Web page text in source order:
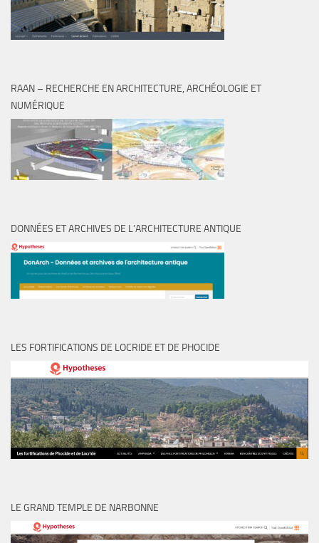
RAAN – RECHERCHE EN ARCHITECTURE, ARCHÉOLOGIE ET
NUMÉRIQUE
DONNÉES ET ARCHIVES DE L’ARCHITECTURE ANTIQUE
LES FORTIFICATIONS DE LOCRIDE ET DE PHOCIDE
LE GRAND TEMPLE DE NARBONNE